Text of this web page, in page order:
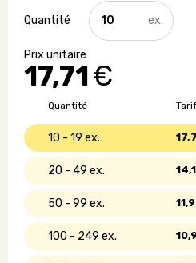
17,71€
quantité
de
Claquettes
Quantité
10 - 19
20 - 49
50 - 99
100 - 249